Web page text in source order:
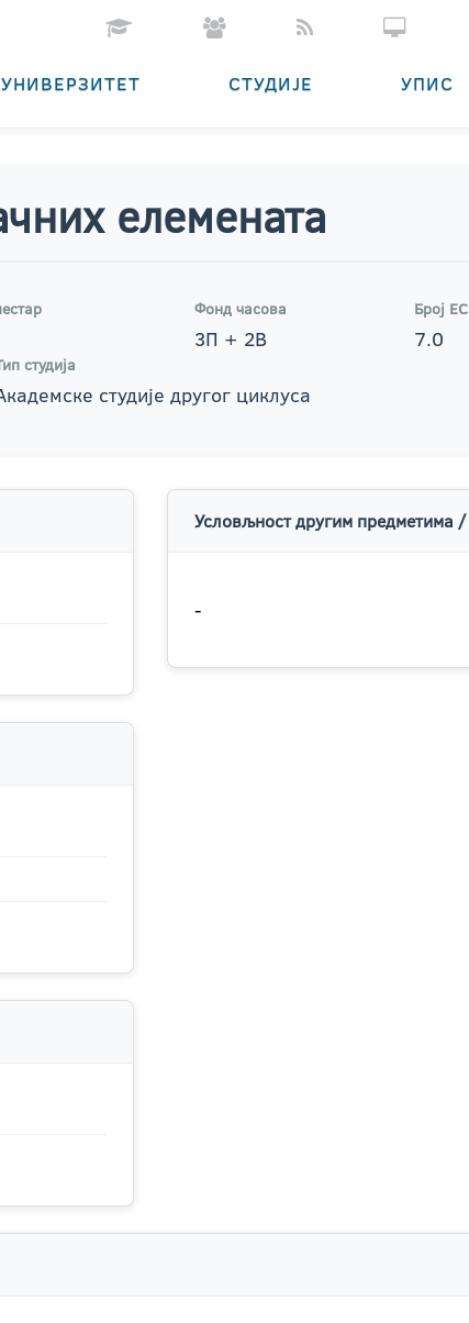
УНИВЕРЗИТЕТ СТУДИЈЕ УПИС
елемената
Фонд часова
3П + 2В
Број
7.0
студија
студије другог циклуса
Условљност другим предметима
-